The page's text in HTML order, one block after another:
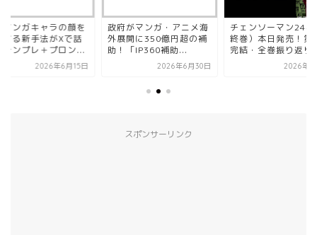
マンガキャラの顔を
する新手法がXで話
テンプレ＋プロン...
2026年6月15日
政府がマンガ・アニメ海
外展開に350億円超の補
助！「IP360補助...
2026年6月30日
チェンソーマン24巻
終巻）本日発売！第
完結・全巻振り返り
2026年6
スポンサーリンク